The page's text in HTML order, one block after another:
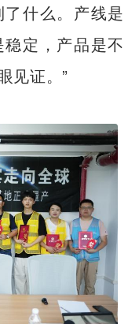
什么。产线是
定，产品是不
见证。”